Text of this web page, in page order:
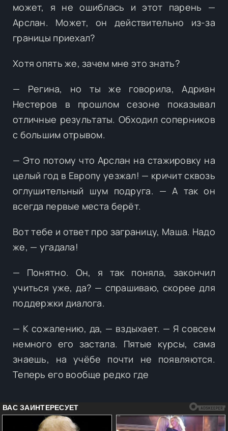
может, я не ошиблась и этот парень —
Арслан. Может, он действительно из-за
границы приехал?
Хотя опять же, зачем мне это знать?
— Регина, но ты же говорила, Адриан
Нестеров в прошлом сезоне показывал
отличные результаты. Обходил соперников
с большим отрывом.
— Это потому что Арслан на стажировку на
целый год в Европу уезжал! — кричит сквозь
оглушительный шум подруга. — А так он
всегда первые места берёт.
Вот тебе и ответ про заграницу, Маша. Надо
же, — угадала!
— Понятно. Он, я так поняла, закончил
учиться уже, да? — спрашиваю, скорее для
поддержки диалога.
— К сожалению, да, — вздыхает. — Я совсем
немного его застала. Пятые курсы, сама
знаешь, на учёбе почти не появляются.
Теперь его вообще редко где